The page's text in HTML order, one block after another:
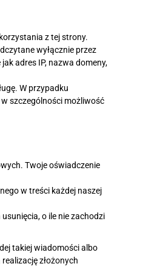
z tej strony.
wyłącznie przez
adres IP, nazwa domeny,
W przypadku
szczególności możliwość
Twoje oświadczenie
w treści każdej naszej
o ile nie zachodzi
takiej wiadomości albo
złożonych